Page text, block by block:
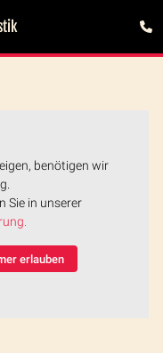
benötigen wir
Sie in unserer
erlauben